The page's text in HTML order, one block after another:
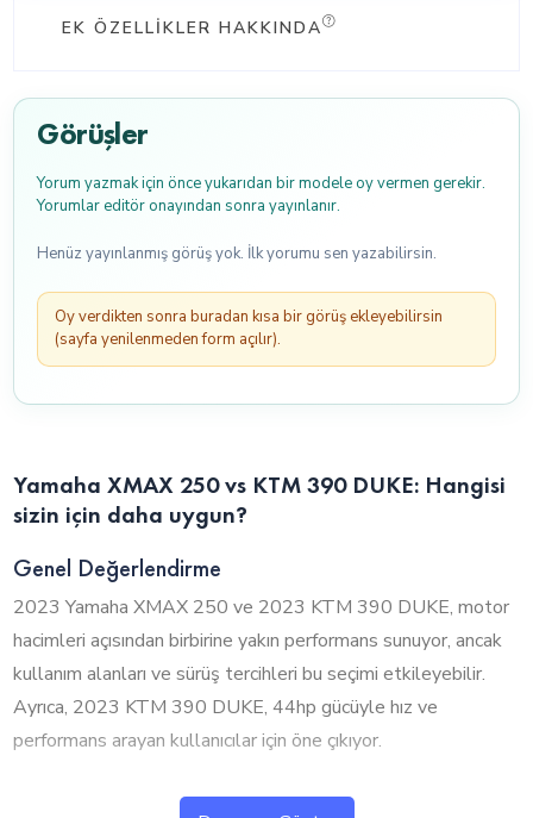
EK ÖZELLIKLER HAKKINDA
Görüşler
Yorum yazmak için önce yukarıdan bir modele oy vermen gerekir.
Yorumlar editör onayından sonra yayınlanır.
Henüz yayınlanmış görüş yok. İlk yorumu sen yazabilirsin.
Oy verdikten sonra buradan kısa bir görüş ekleyebilirsin
(sayfa yenilenmeden form açılır).
Yamaha XMAX 250 vs KTM 390 DUKE: Hangisi
sizin için daha uygun?
Genel Değerlendirme
2023 Yamaha XMAX 250 ve 2023 KTM 390 DUKE, motor
hacimleri açısından birbirine yakın performans sunuyor, ancak
kullanım alanları ve sürüş tercihleri bu seçimi etkileyebilir.
Ayrıca, 2023 KTM 390 DUKE, 44hp gücüyle hız ve
performans arayan kullanıcılar için öne çıkıyor.
1. Silindir Hacmi ve Performans